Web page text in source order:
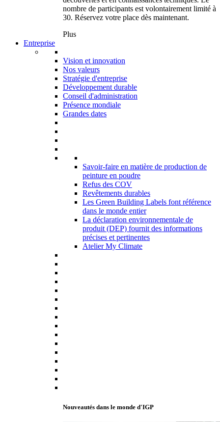
nombre de participants est volontairement limité à
30. Réservez votre place dès maintenant.
Plus
Entreprise
Vision et innovation
Nos valeurs
Stratégie d'entreprise
Développement durable
Conseil d'administration
Présence mondiale
Grandes dates
Savoir-faire en matière de production de
peinture en poudre
Refus des COV
Revêtements durables
Les Green Building Labels font référence
dans le monde entier
La déclaration environnementale de
produit (DEP) fournit des informations
précises et pertinentes
Atelier My Climate
Nouveautés dans le monde d'IGP